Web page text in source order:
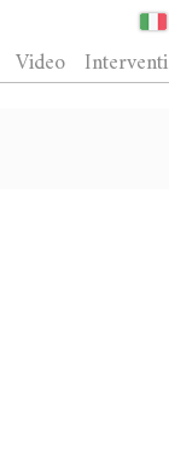
Video Interventi